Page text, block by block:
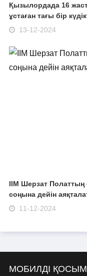
Қызылордада 16
ұстаған тағы бір
13-12-2024
ІІМ Шерзат Полаттың
соңына дейін
11-12-2024
МОБИЛДІ